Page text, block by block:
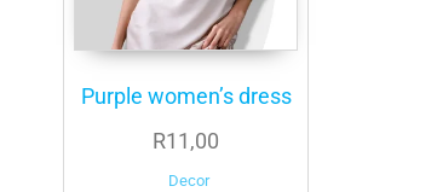
Purple women’s dress
R11,00
Decor